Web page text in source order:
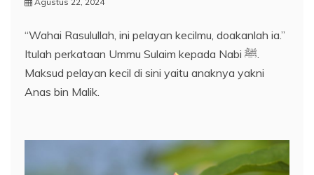
“Wahai Rasulullah, ini pelayan kecilmu, doakanlah ia.”
Itulah perkataan Ummu Sulaim kepada Nabi ﷺ.
Maksud pelayan kecil di sini yaitu anaknya yakni
Anas bin Malik.